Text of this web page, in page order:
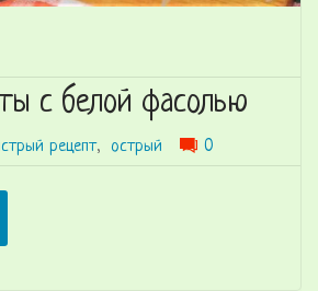
с белой фасолью
рецепт, острый 0